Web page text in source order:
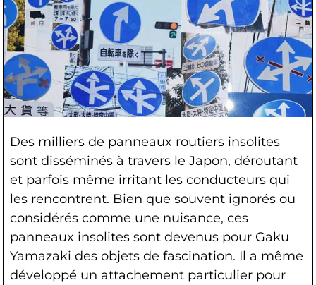
Des milliers de panneaux routiers insolites
sont disséminés à travers le Japon, déroutant
et parfois même irritant les conducteurs qui
les rencontrent. Bien que souvent ignorés ou
considérés comme une nuisance, ces
panneaux insolites sont devenus pour Gaku
Yamazaki des objets de fascination. Il a même
développé un attachement particulier pour